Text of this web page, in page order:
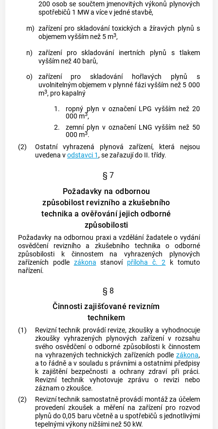
200 osob se součtem jmenovitých výkonů plynových
spotřebičů 1 MW a více v jedné stavbě,
m) zařízení pro skladování toxických a žíravých plynů s
objemem vyšším než 5 m3,
n)
zařízení pro skladování inertních plynů s tlakem
vyšším než 40 barů,
o)
zařízení pro skladování hořlavých plynů s
uvolnitelným objemem v plynné fázi vyšším než 5 000
m3, pro kapalný
1.
ropný plyn v označení LPG vyšším než 20
000 m3,
2.
zemní plyn v označení LNG vyšším než 50
000 m3.
(2)
Ostatní vyhrazená plynová zařízení, která nejsou
uvedena vodstavci 1, se zařazují do II. třídy.
§ 7
Požadavky na odbornou
způsobilost revizního a zkušebního
technika a ověřování jejich odborné
způsobilosti
Požadavky na odbornou praxi a vzdělání žadatele o vydání
osvědčení revizního a zkušebního technika o odborné
způsobilosti k činnostem na vyhrazených plynových
zařízeních podle zákona stanoví příloha č. 2 k tomuto
nařízení.
§ 8
Činnosti zajišťované revizním
technikem
(1) Revizní technik provádí revize, zkoušky a vyhodnocuje
zkoušky vyhrazených plynových zařízení v rozsahu
svého osvědčení o odborné způsobilosti k činnostem
na vyhrazených technických zařízeních podle zákona,
a to řádně a v souladu s právními a ostatními předpisy
k zajištění bezpečnosti a ochrany zdraví při práci.
Revizní technik vyhotovuje zprávu o revizi nebo
záznam o zkoušce.
(2)
Revizní technik samostatně provádí montážza účelem
provedení zkoušek a měření na zařízení pro rozvod
plynů do 0,05 baru včetně a u spotřebičů s jednotlivými
tepelnými výkony nižšími než 50 kW.